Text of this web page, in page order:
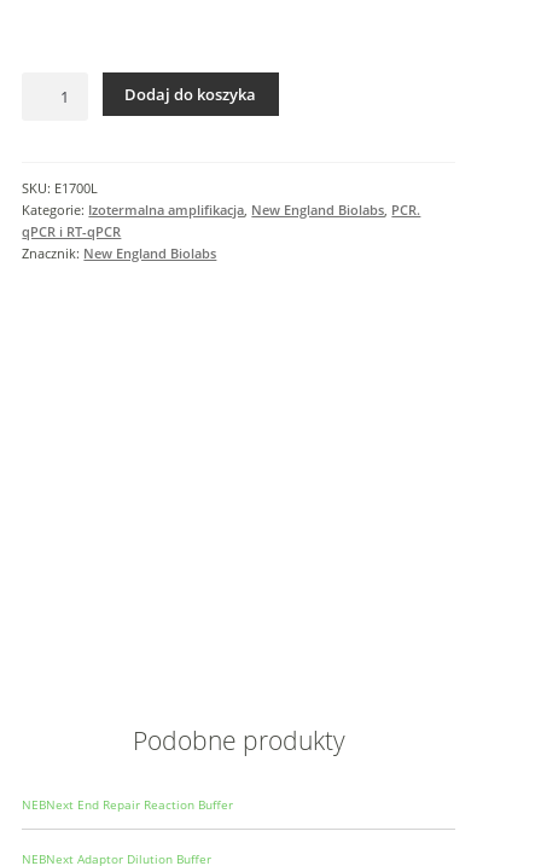
WarmStart
(DNA
&
RNA)
Dodaj do koszyka
SKU: E1700L
Kategorie: Izotermalna amplifikacja New England Biolabs PCR.
qPCR i RT-qPCR
Znacznik: New England Biolabs
Podobne produkty
NEBNext End Repair Reaction Buffer
NEBNext Adaptor Dilution Buffer